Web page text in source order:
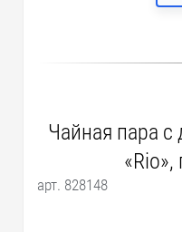
Чайная пара
арт. 828148